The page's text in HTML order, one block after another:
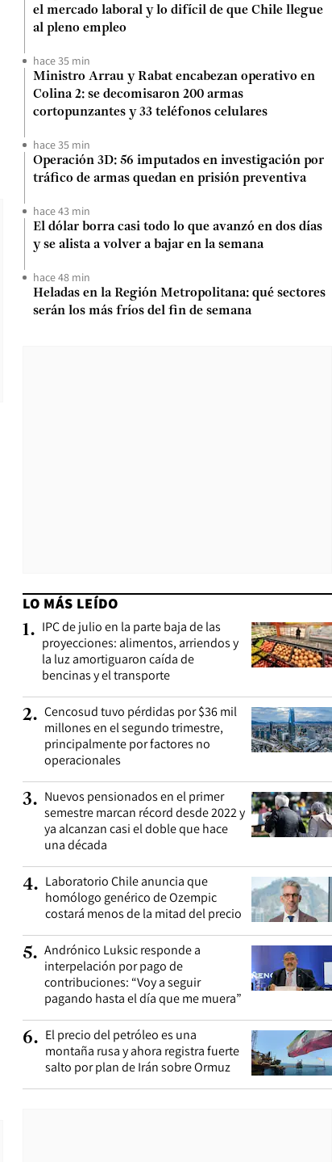
el mercado laboral y lo difícil de que Chile llegue
al pleno empleo
hace 35 min
Ministro Arrau y Rabat encabezan operativo en
Colina 2: se decomisaron 200 armas
cortopunzantes y 33 teléfonos celulares
hace 35 min
Operación 3D: 56 imputados en investigación por
tráfico de armas quedan en prisión preventiva
hace 43 min
El dólar borra casi todo lo que avanzó en dos días
y se alista a volver a bajar en la semana
hace 48 min
Heladas en la Región Metropolitana: qué sectores
serán los más fríos del fin de semana
LO MÁS LEÍDO
1. IPC de julio en la parte baja de las
proyecciones: alimentos, arriendos y
la luz amortiguaron caída de
bencinas y el transporte
2. Cencosud tuvo pérdidas por $36 mil
millones en el segundo trimestre,
principalmente por factores no
operacionales
3. Nuevos pensionados en el primer
semestre marcan récord desde 2022 y
ya alcanzan casi el doble que hace
una década
4. Laboratorio Chile anuncia que
homólogo genérico de Ozempic
costará menos de la mitad del precio
5. Andrónico Luksic responde a
interpelación por pago de
contribuciones: “Voy a seguir
pagando hasta el día que me muera”
6. El precio del petróleo es una
montaña rusa y ahora registra fuerte
salto por plan de Irán sobre Ormuz